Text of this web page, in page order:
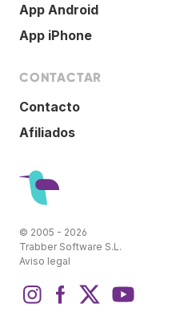
App Android
App iPhone
CONTACTAR
Contacto
Afiliados
© 2005 - 2026
Trabber Software S.L.
Aviso legal